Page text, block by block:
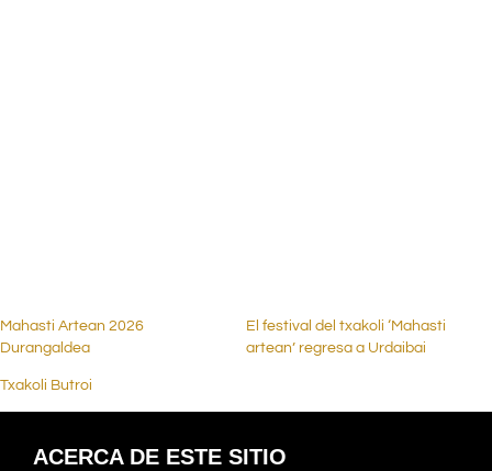
Mahasti Artean 2026
Durangaldea
El festival del txakoli ‘Mahasti
artean’ regresa a Urdaibai
Txakoli Butroi
ACERCA DE ESTE SITIO